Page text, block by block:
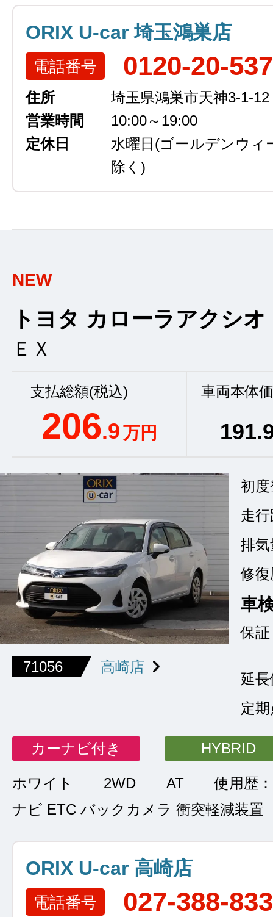
ORIX U-car 埼玉鴻巣店
電話番号 0120-20-
住所
埼玉県鴻巣市天神3-1-12
営業時間
10:00～19:00
定休日
水曜日 (ゴールデンウィ
除く)
NEW
トヨタ カローラアクシ
ＥＸ
支払総額(税込)
206.9万円
車両本体
191
71056 高崎店
初
走
排気
修復
車
保証
延
定
カーナビ付き HYBRID
ホワイト 2WD AT
使用歴
ナビ ETC バックカメラ 衝突軽減装置
ORIX U-car 高崎店
電話番号 027-388-